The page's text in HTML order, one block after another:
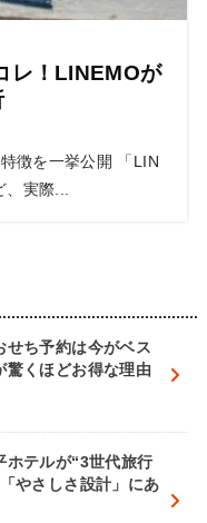
レ！LINEMOが
徴を一挙公開 「LIN
実際...
せち予約は今がベス
驚くほどお得な理由
ホテルが“3世代旅行
やさしさ設計」にあ